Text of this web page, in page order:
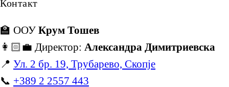
Контакт
🏫 ООУ Крум Тошев
👩🏻‍💼 Директор: Александра Димитриевска
📍 Ул. 2 бр. 19, Трубарево, Скопје
📞 +389 2 2557 443